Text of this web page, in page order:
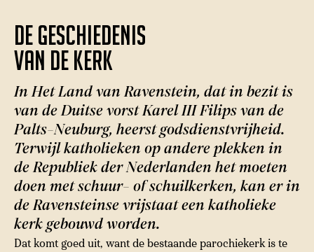
De geschiedenis
van de kerk
In Het Land van Ravenstein, dat in bezit is
van de Duitse vorst Karel III Filips van de
Palts-Neuburg, heerst godsdienstvrijheid.
Terwijl katholieken op andere plekken in
de Republiek der Nederlanden het moeten
doen met schuur- of schuilkerken, kan er in
de Ravensteinse vrijstaat een katholieke
kerk gebouwd worden.
Dat komt goed uit, want de bestaande parochiekerk is te